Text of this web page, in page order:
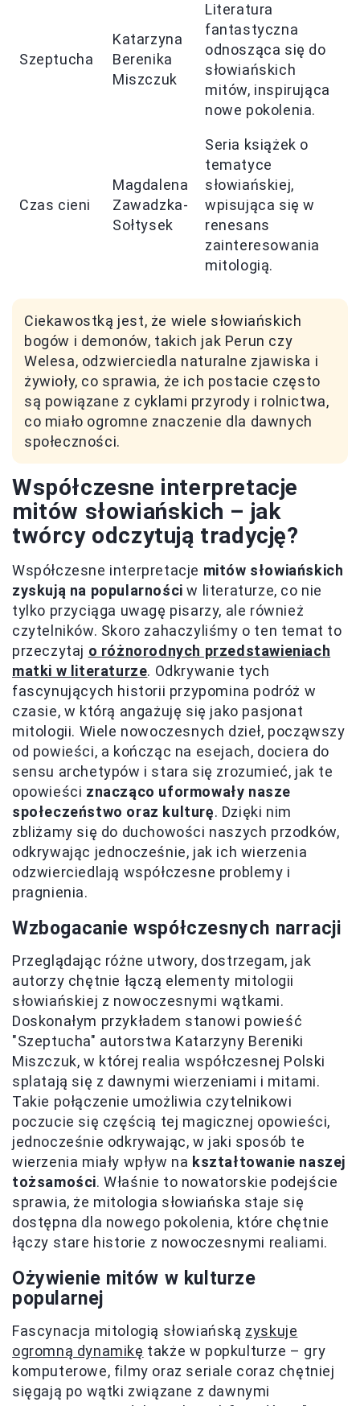
Szeptucha
Katarzyna
Berenika
Miszczuk
Literatura
fantastyczna
odnosząca się do
słowiańskich
mitów, inspirująca
nowe pokolenia.
Czas cieni
Magdalena
Zawadzka-
Sołtysek
Seria książek o
tematyce
słowiańskiej,
wpisująca się w
renesans
zainteresowania
mitologią.
Ciekawostką jest, że wiele słowiańskich
bogów i demonów, takich jak Perun czy
Welesa, odzwierciedla naturalne zjawiska i
żywioły, co sprawia, że ich postacie często
są powiązane z cyklami przyrody i rolnictwa,
co miało ogromne znaczenie dla dawnych
społeczności.
Współczesne interpretacje
mitów słowiańskich – jak
twórcy odczytują tradycję?
Współczesne interpretacje mitów słowiańskich
zyskują na popularności w literaturze, co nie
tylko przyciąga uwagę pisarzy, ale również
czytelników. Skoro zahaczyliśmy o ten temat to
przeczytaj o różnorodnych przedstawieniach
matki w literaturze. Odkrywanie tych
fascynujących historii przypomina podróż w
czasie, w którą angażuję się jako pasjonat
mitologii. Wiele nowoczesnych dzieł, począwszy
od powieści, a kończąc na esejach, dociera do
sensu archetypów i stara się zrozumieć, jak te
opowieści znacząco uformowały nasze
społeczeństwo oraz kulturę. Dzięki nim
zbliżamy się do duchowości naszych przodków,
odkrywając jednocześnie, jak ich wierzenia
odzwierciedlają współczesne problemy i
pragnienia.
Wzbogacanie współczesnych narracji
Przeglądając różne utwory, dostrzegam, jak
autorzy chętnie łączą elementy mitologii
słowiańskiej z nowoczesnymi wątkami.
Doskonałym przykładem stanowi powieść
"Szeptucha" autorstwa Katarzyny Bereniki
Miszczuk, w której realia współczesnej Polski
splatają się z dawnymi wierzeniami i mitami.
Takie połączenie umożliwia czytelnikowi
poczucie się częścią tej magicznej opowieści,
jednocześnie odkrywając, w jaki sposób te
wierzenia miały wpływ na kształtowanie naszej
tożsamości. Właśnie to nowatorskie podejście
sprawia, że mitologia słowiańska staje się
dostępna dla nowego pokolenia, które chętnie
łączy stare historie z nowoczesnymi realiami.
Ożywienie mitów w kulturze
popularnej
Fascynacja mitologią słowiańską zyskuje
ogromną dynamikę także w popkulturze – gry
komputerowe, filmy oraz seriale coraz chętniej
sięgają po wątki związane z dawnymi